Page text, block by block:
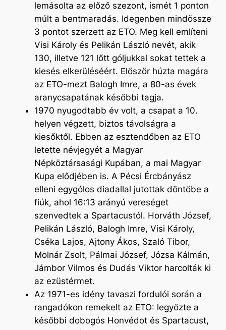
lemásolta az előző szezont, ismét 1 ponton
múlt a bentmaradás. Idegenben mindössze
3 pontot szerzett az ETO. Meg kell említeni
Visi Károly és Pelikán László nevét, akik
130, illetve 121 lőtt góljukkal sokat tettek a
kiesés elkerüléséért. Először húzta magára
az ETO-mezt Balogh Imre, a 80-as évek
aranycsapatának későbbi tagja.
1970 nyugodtabb év volt, a csapat a 10.
helyen végzett, biztos távolságra a
kiesőktől. Ebben az esztendőben az ETO
letette névjegyét a Magyar
Népköztársasági Kupában, a mai Magyar
Kupa elődjében is. A Pécsi Ércbányász
elleni egygólos diadallal jutottak döntőbe a
fiúk, ahol 16:13 arányú vereséget
szenvedtek a Spartacustól. Horváth József,
Pelikán László, Balogh Imre, Visi Károly,
Cséka Lajos, Ajtony Ákos, Szaló Tibor,
Molnár Zsolt, Pálmai József, Józsa Kálmán,
Jámbor Vilmos és Dudás Viktor harcolták ki
az ezüstérmet.
Az 1971-es idény tavaszi fordulói során a
rangadókon remekelt az ETO: legyőzte a
későbbi dobogós Honvédot és Spartacust,